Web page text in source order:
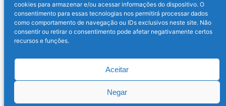
cookies para armazenar e/ou acessar informações do dispositivo. O
consentimento para essas tecnologias nos permitirá processar dados
como comportamento de navegação ou IDs exclusivos neste site. Não
consentir ou retirar o consentimento pode afetar negativamente certos
recursos e funções.
Aceitar
Negar